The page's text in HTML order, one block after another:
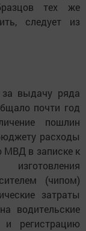
тех же
следует из
выдачу ряда
почти год
пошлин
расходы
МВД в записке к
(чипом)
затраты
водительские
регистрацию